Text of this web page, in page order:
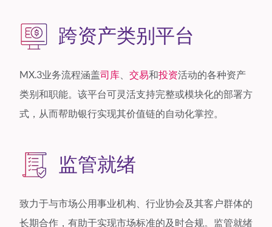
跨资产类别平台
MX.3业务流程涵盖司库 交易和投资活动的各种资产
类别和职能。该平台可灵活支持完整或模块化的部署方
式，从而帮助银行实现其价值链的自动化掌控。
监管就绪
致力于与市场公用事业机构、行业协会及其客户群体的
长期合作，有助于实现市场标准的及时合规。监管就绪